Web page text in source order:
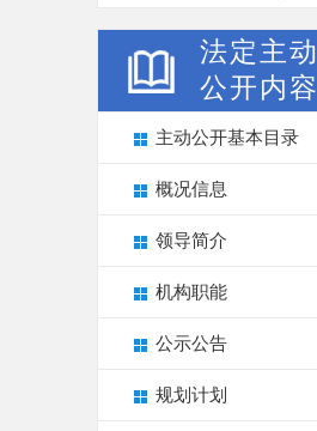
法定主动
公开内容
主动公开基本目录
概况信息
领导简介
机构职能
公示公告
规划计划